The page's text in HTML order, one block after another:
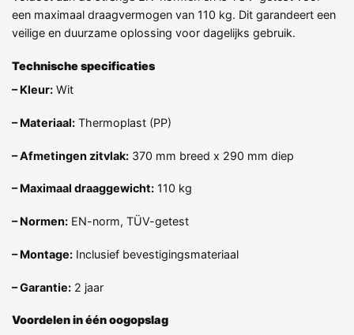
een maximaal draagvermogen van 110 kg. Dit garandeert een
veilige en duurzame oplossing voor dagelijks gebruik.
Technische specificaties
– Kleur: Wit
– Materiaal: Thermoplast (PP)
– Afmetingen zitvlak: 370 mm breed x 290 mm diep
– Maximaal draaggewicht: 110 kg
– Normen: EN-norm, TÜV-getest
– Montage: Inclusief bevestigingsmateriaal
– Garantie: 2 jaar
Voordelen in één oogopslag